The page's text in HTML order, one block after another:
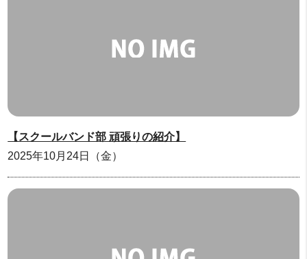
【スクールバンド部 頑張りの紹介】
2025年10月24日（金）